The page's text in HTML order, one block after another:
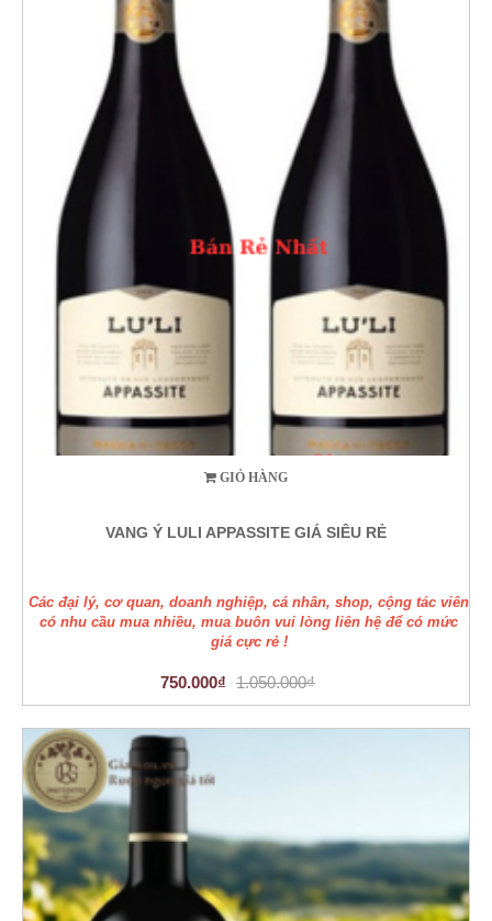
GIỎ HÀNG
VANG Ý LULI APPASSITE GIÁ SIÊU RẺ
Các đại lý, cơ quan, doanh nghiệp, cá nhân, shop, cộng tác viên
có nhu cầu mua nhiều, mua buôn vui lòng liên hệ để có mức
giá cực rẻ !
750.000₫ 1.050.000₫